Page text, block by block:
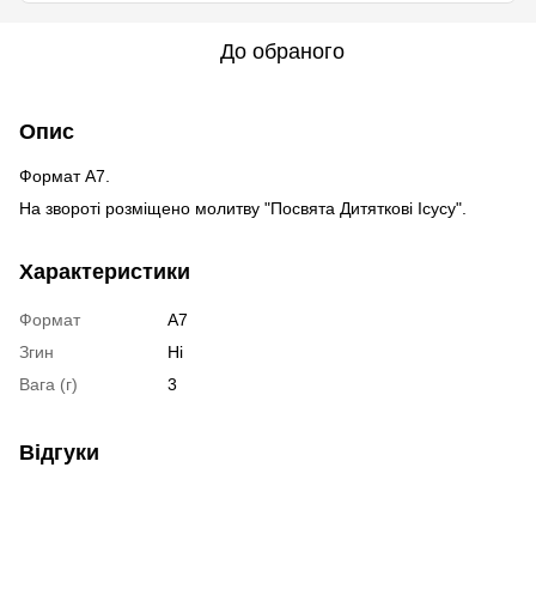
До обраного
Опис
Формат А7.
На звороті розміщено молитву "Посвята Дитяткові Ісусу".
Характеристики
Формат
А7
Згин
Ні
Вага (г)
3
Відгуки